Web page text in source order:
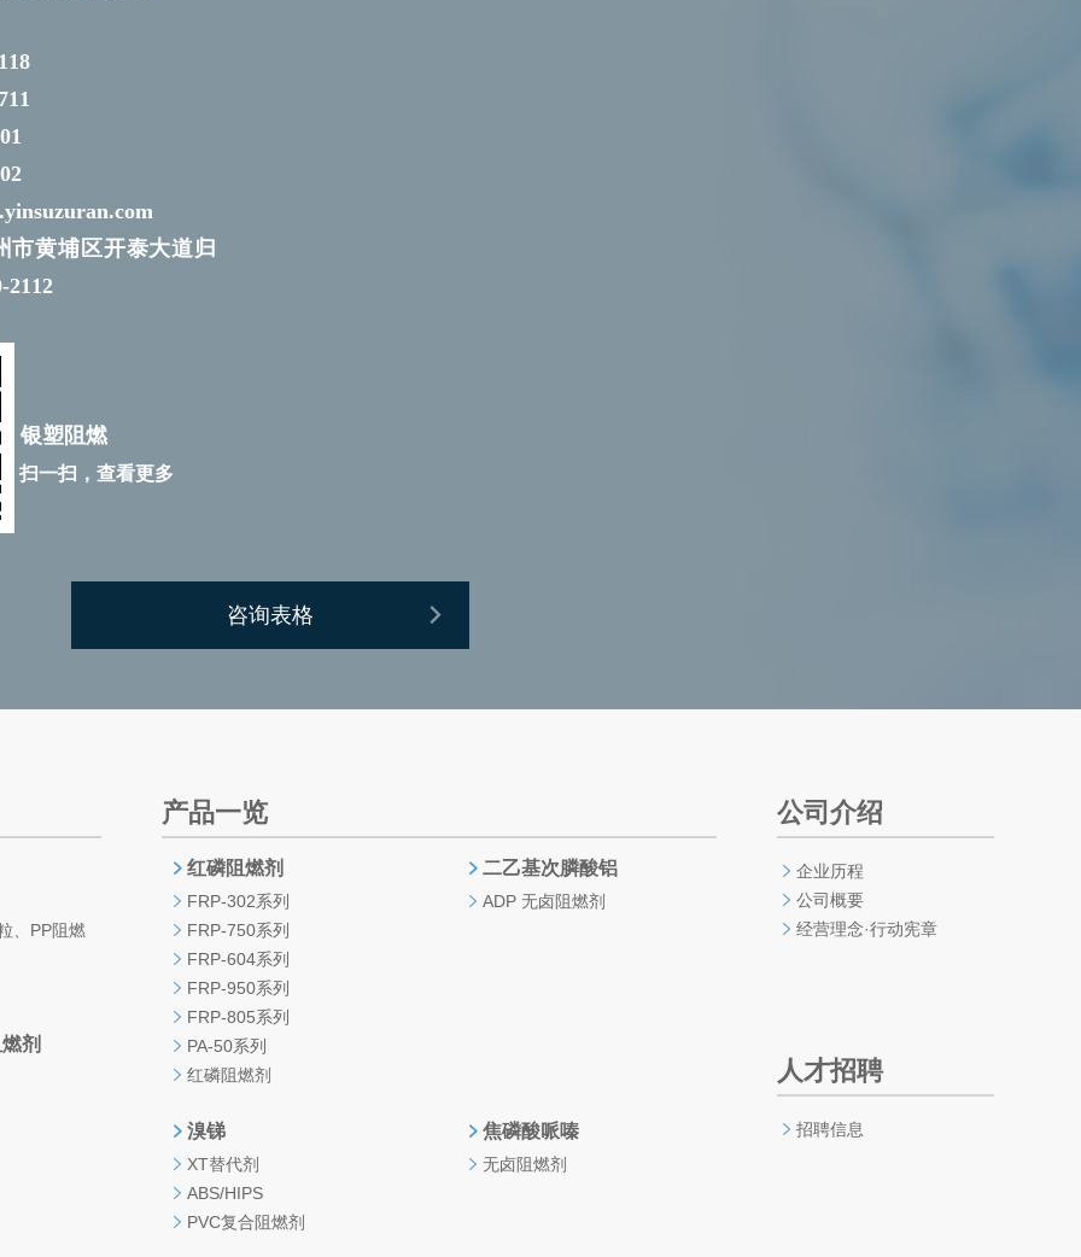
市黄埔区开泰大道归
2112
银塑阻燃
扫一扫，查看更多
咨询表格
、PP阻燃
剂
产品一览
红磷阻燃剂
FRP-302系列
FRP-750系列
FRP-604系列
FRP-950系列
FRP-805系列
PA-50系列
红磷阻燃剂
二乙基次膦酸铝
ADP 无卤阻燃剂
溴锑
XT替代剂
ABS/HIPS
PVC复合阻燃剂
焦磷酸哌嗪
无卤阻燃剂
公司介绍
企业历程
公司概要
经营理念·行动宪章
人才招聘
招聘信息